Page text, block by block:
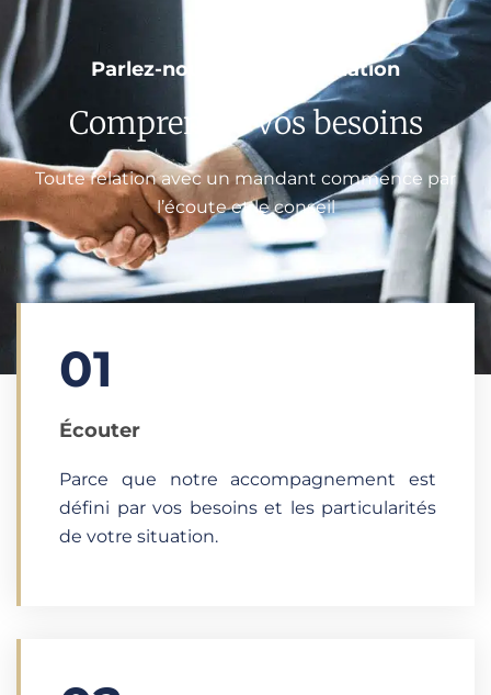
Parlez-nous de votre situation
Comprendre vos besoins
Toute relation avec un mandant commence par
l’écoute et le conseil
01
Écouter​
Parce que notre accompagnement est
défini par vos besoins et les particularités
de votre situation.